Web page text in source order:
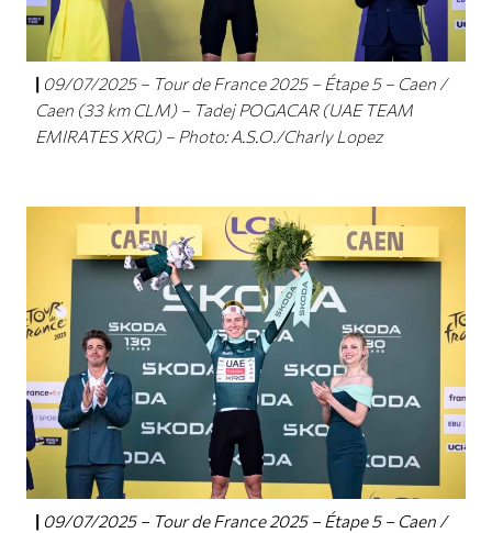
09/07/2025 – Tour de France 2025 – Étape 5 – Caen /
Caen (33 km CLM) – Tadej POGACAR (UAE TEAM
EMIRATES XRG) – Photo: A.S.O./Charly Lopez
09/07/2025 – Tour de France 2025 – Étape 5 – Caen /